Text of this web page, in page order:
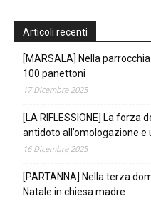
Articoli recenti
[MARSALA] Nella
100 panettoni
17 Dicembre 2025
[LA RIFLESSIONE] La forza
antidoto all’omologazione e
16 Dicembre 2025
[PARTANNA] Nella terza
Natale in chiesa madre